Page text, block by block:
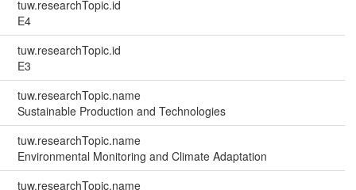
tuw.researchTopic.id
E4
tuw.researchTopic.id
E3
tuw.researchTopic.name
Sustainable Production and Technologies
tuw.researchTopic.name
Environmental Monitoring and Climate Adaptation
tuw.researchTopic.name